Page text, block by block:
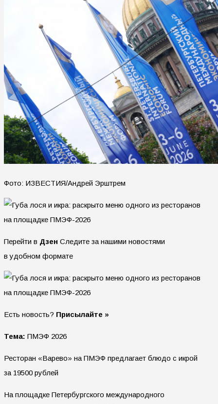
Фото: ИЗВЕСТИЯ/Андрей Эрштрем
Перейти в Дзен Следите за нашими новостями
в удобном формате
Есть новость? Присылайте »
Тема: ПМЭФ 2026
Ресторан «Варево» на ПМЭФ предлагает блюдо с икрой
за 19500 рублей
На площадке Петербургского международного